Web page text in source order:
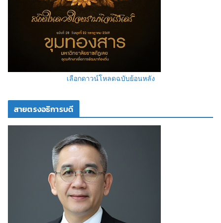
เลือกดาวน์โหลดฉบับย้อนหลัง
สายตรงอธิการบดี